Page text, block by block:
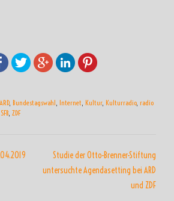
ARD, Bundestagswahl, Internet, Kultur, Kulturradio, radio
SFB, ZDF
Studie der Otto-Brenner-Stiftung
untersuchte Agendasetting bei ARD
und ZDF